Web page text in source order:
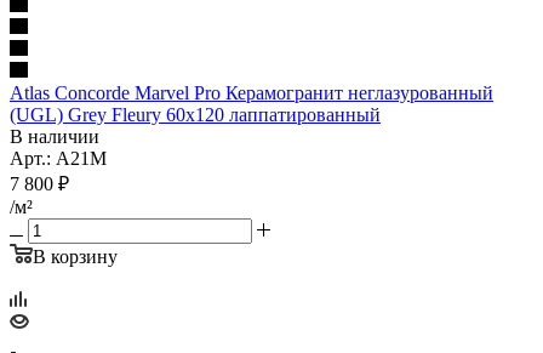
Atlas Concorde Marvel Pro Керамогранит неглазурованный
(UGL) Grey Fleury 60x120 лаппатированный
В наличии
Арт.: A21M
7 800 ₽
/м²
В корзину